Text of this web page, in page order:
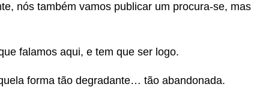
nós também vamos publicar um procura-se, mas
falamos aqui, e tem que ser logo.
forma tão degradante… tão abandonada.